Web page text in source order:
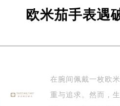
欧米茄手表遇
在腕间佩戴一枚欧
重与追求。然而，